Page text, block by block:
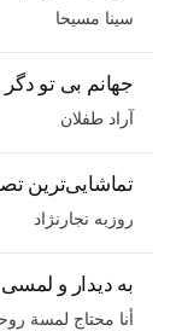
سینا مسیحا
جهانم بی تو دگر
آراد طفلان
تماشایی‌ترین
روزبه نجارنژاد
به دیدار و لمسی
أنا محتاج لمسة